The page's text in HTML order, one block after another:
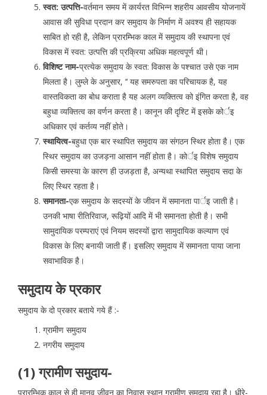
स्वत: उत्पत्ति-वर्तमान समय में कार्यरत विभिन्न शहरीय आवसीय योजनायें
आवास की सुविधा प्रदान कर समुदाय के निर्माण में अवश्य ही सहायक
साबित हो रही है, लेकिन प्रारम्भिक काल में समुदाय की स्थापना एवं
विकास में स्वत: उत्पत्ति की प्रक्रिया अधिक महत्वपूर्ण थी।
विशिष्ट नाम-प्रत्येक समुदाय के स्वत: विकास के पश्चात उसे एक नाम
मिलता है। लुम्ले के अनुसार, ‘‘ यह समरुपता का परिचायक है, यह
वास्तविकता का बोध कराता है यह अलग व्यक्तित्व को इंगित करता है, वह
बहुधा व्यक्तित्व का वर्णन करता है। कानून की दृश्टि में इसके कोर्इ
अधिकार एवं कर्तव्य नहीं होते।
स्थायित्व-बहुधा एक बार स्थापित समुदाय का संगठन स्थिर होता है। एक
स्थिर समुदाय का उजड़ना आसान नहीं होता है। कोर्इ विशेष समुदाय
किसी समस्या के कारण ही उजड़ता है, अन्यथा स्थापित समुदाय सदा के
लिए स्थिर रहता है।
समानता-एक समुदाय के सदस्यों के जीवन में समानता पार्इ जाती है।
उनकी भाषा रीतिरिवाज, रूढ़ियों आदि में भी समानता होती है। सभी
सामुदायिक परम्पराएं एवं नियम सदस्यों द्वारा सामुदायिक कल्याण एवं
विकास के लिए बनायी जाती हैं। इसलिए समुदाय में समानता पाया जाना
सवाभाविक है।
समुदाय के प्रकार
समुदाय के दो प्रकार बताये गये हैं :-
ग्रामीण समुदाय
नगरीय समुदाय
(1) ग्रामीण समुदाय-
प्रारम्भिक काल से ही मानव जीवन का निवास स्थान ग्रामीण समुदाय रहा है। धीरे-